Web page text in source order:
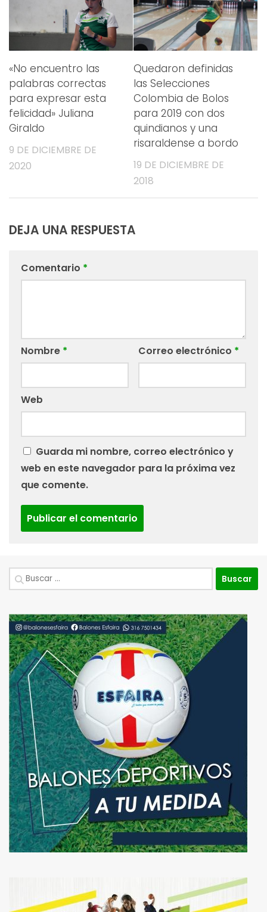
«No encuentro las
palabras correctas
para expresar esta
felicidad» Juliana
Giraldo
9 DE DICIEMBRE DE
2020
Quedaron definidas
las Selecciones
Colombia de Bolos
para 2019 con dos
quindianos y una
risaraldense a bordo
19 DE DICIEMBRE DE
2018
DEJA UNA RESPUESTA
Comentario *
Nombre * Correo electrónico *
Web
Guarda mi nombre, correo electrónico y
web en este navegador para la próxima vez
que comente.
Buscar: